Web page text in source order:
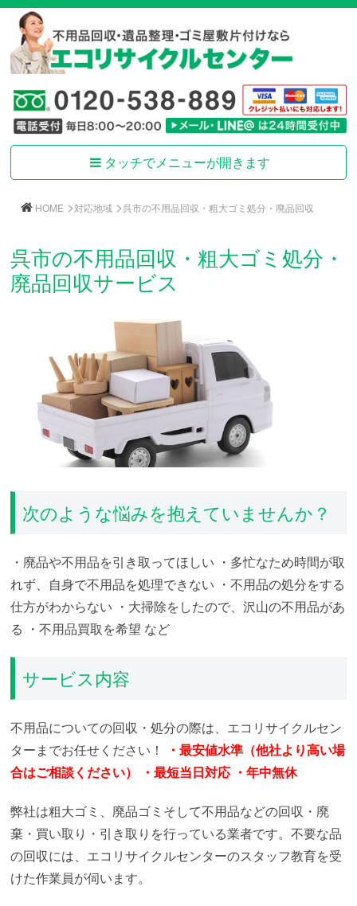
タッチでメニューが開きます
HOME >対応地域 >呉市の不用品回収・粗大ゴミ処分・廃品回収
呉市の不用品回収・粗大ゴミ処分・
廃品回収サービス
次のような悩みを抱えていませんか？
・廃品や不用品を引き取ってほしい ・多忙なため時間が取
れず、自身で不用品を処理できない ・不用品の処分をする
仕方がわからない ・大掃除をしたので、沢山の不用品があ
る ・不用品買取を希望 など
サービス内容
不用品についての回収・処分の際は、エコリサイクルセン
ターまでお任せください！
・最安値水準（他社より高い場
合はご相談ください）
・最短当日対応 ・年中無休
弊社は粗大ゴミ、廃品ゴミそして不用品などの回収・廃
棄・買い取り・引き取りを行っている業者です。不要な品
の回収には、エコリサイクルセンターのスタッフ教育を受
けた作業員が伺います。